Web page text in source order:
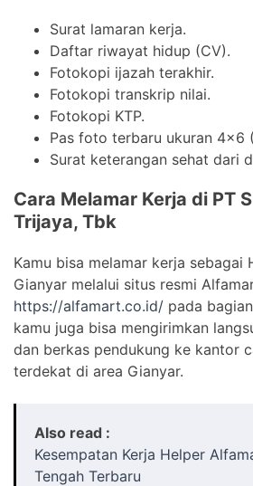
Surat lamaran kerja.
Daftar riwayat hidup (CV).
Fotokopi ijazah terakhir.
Fotokopi transkrip nilai.
Fotokopi KTP.
Pas foto terbaru ukuran 4×6
Surat keterangan sehat dari
Cara Melamar Kerja di PT
Trijaya, Tbk
Kamu bisa melamar kerja sebagai
Gianyar melalui situs resmi
https://alfamart.co.id/ pada
kamu juga bisa mengirimkan
dan berkas pendukung ke kantor
terdekat di area Gianyar.
Also read :
Kesempatan Kerja Helper
Tengah Terbaru